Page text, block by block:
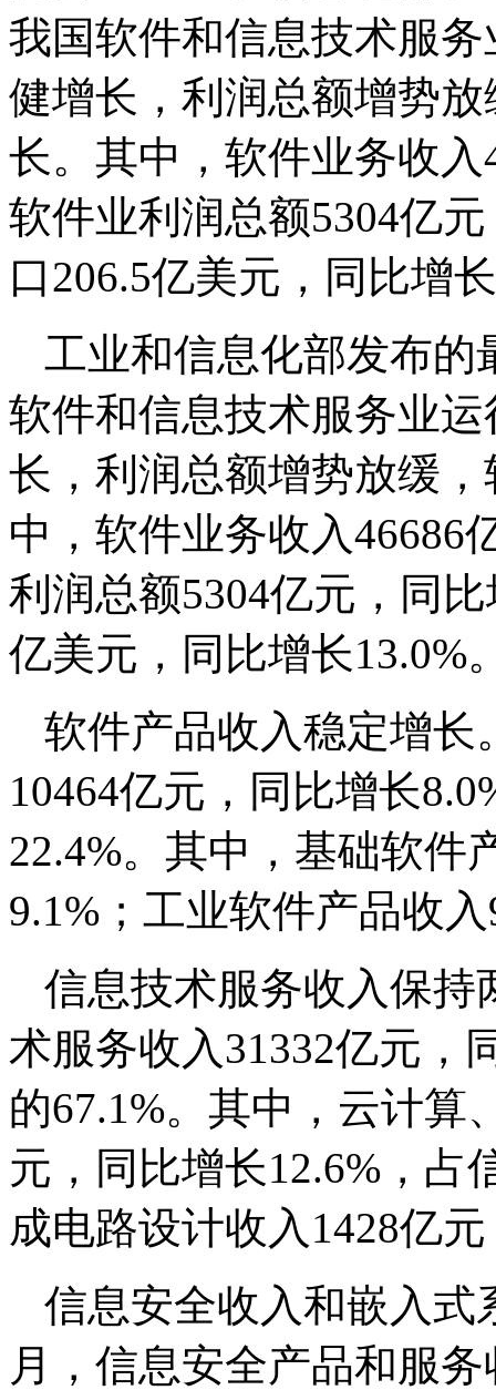
我国软件和信息技术服
健增长，利润总额增势
长。其中，软件业务收入
软件业利润总额5304亿
口206.5亿美元，同比增
工业和信息化部发布的
软件和信息技术服务业
长，利润总额增势放缓
中，软件业务收入46686
利润总额5304亿元，同
亿美元，同比增长13.0%
软件产品收入稳定增长
10464亿元，同比增长
22.4%。其中，基础软件
9.1%；工业软件产品收
信息技术服务收入保持
术服务收入31332亿元，
的67.1%。其中，云计算
元，同比增长12.6%，占
成电路设计收入1428亿
信息安全收入和嵌入式
月，信息安全产品和服